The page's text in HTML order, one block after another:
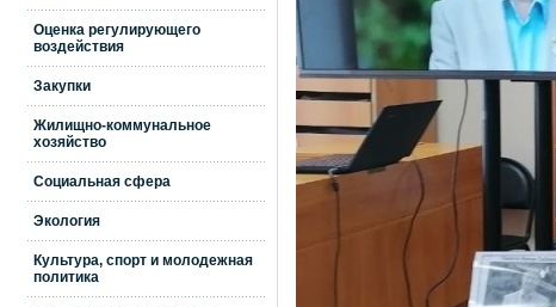
Оценка регулирующего
воздействия
Закупки
Жилищно-коммунальное
хозяйство
Социальная сфера
Экология
Культура, спорт и молодежная
политика